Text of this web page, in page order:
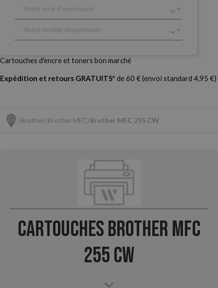
Cartouches d'encre et toners bon marché
Expédition et retours GRATUITS* de 60 € (envoi standard 4,95 €)
Brother Brother MFC Brother MFC 255 CW
Cartouches Brother MFC
255 CW